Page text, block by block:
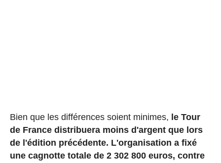
Bien que les différences soient minimes, le Tour
de France distribuera moins d'argent que lors
de l'édition précédente. L'organisation a fixé
une cagnotte totale de 2 302 800 euros, contre